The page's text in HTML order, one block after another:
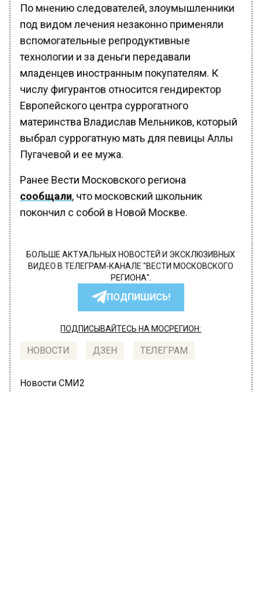
По мнению следователей, злоумышленники
под видом лечения незаконно применяли
вспомогательные репродуктивные
технологии и за деньги передавали
младенцев иностранным покупателям. К
числу фигурантов относится гендиректор
Европейского центра суррогатного
материнства Владислав Мельников, который
выбрал суррогатную мать для певицы Аллы
Пугачевой и ее мужа.
Ранее Вести Московского региона
сообщали, что московский школьник
покончил с собой в Новой Москве.
БОЛЬШЕ АКТУАЛЬНЫХ НОВОСТЕЙ И ЭКСКЛЮЗИВНЫХ
ВИДЕО В ТЕЛЕГРАМ-КАНАЛЕ "ВЕСТИ МОСКОВСКОГО
РЕГИОНА".
ПОДПИШИСЬ!
ПОДПИСЫВАЙТЕСЬ НА МОСРЕГИОН:
НОВОСТИ ДЗЕН ТЕЛЕГРАМ
Новости СМИ2